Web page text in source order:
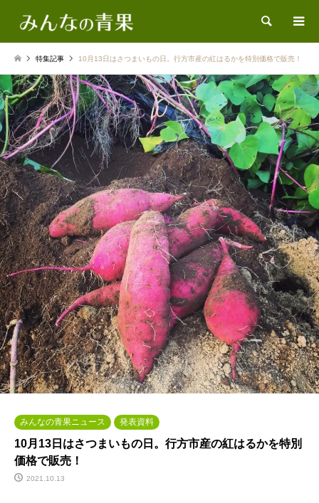
検索
特集記事 10月13日はさつまいもの日。行方市産の紅はるかを特別価格で販売！
みんなの青果ニュース 発表資料
10月13日はさつまいもの日。行方市産の紅はるかを特別
価格で販売！
2021.10.13